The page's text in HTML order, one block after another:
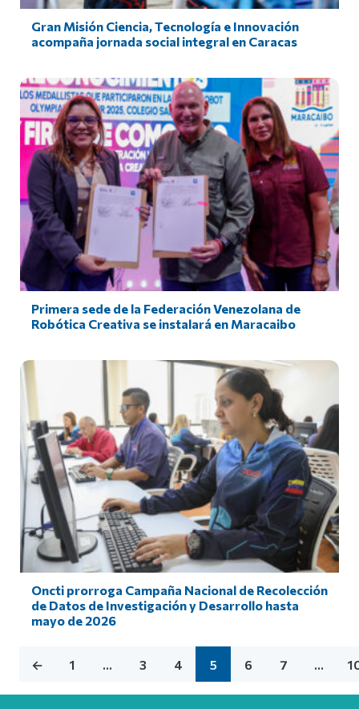
Gran Misión Ciencia, Tecnología e Innovación
acompaña jornada social integral en Caracas
Primera sede de la Federación Venezolana de
Robótica Creativa se instalará en Maracaibo
Oncti prorroga Campaña Nacional de Recolección
de Datos de Investigación y Desarrollo hasta
mayo de 2026
← 1 … 3 4 5 6 7 …